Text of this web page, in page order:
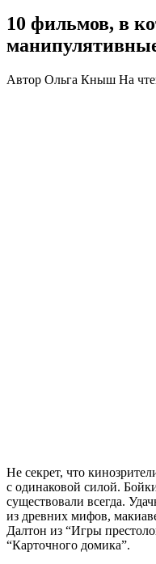
10 фильмов, в
Автор Ольга Кныш На
Не секрет, что
с одинаковой силой.
существовали всегда.
из древних мифов,
Далтон из “Игры
“Карточного домика”.